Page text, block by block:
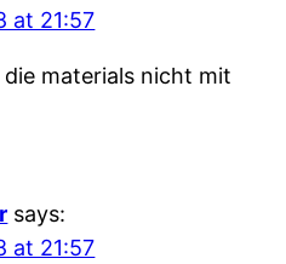
at 21:57
materials nicht mit
says:
at 21:57